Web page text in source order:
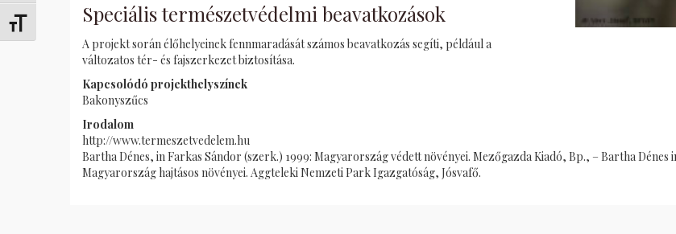
Schrift vergrößernSpeciális természetvédelmi beavatkozások
A projekt során élőhelyeinek fennmaradását számos beavatkozás segíti, például a
változatos tér- és fajszerkezet biztosítása.
Kapcsolódó projekthelyszínek
Bakonyszűcs
Irodalom
http://www.termeszetvedelem.hu
Bartha Dénes, in Farkas Sándor (szerk.) 1999: Magyarország védett növényei. Mezőgazda Kiadó, Bp., – Bartha
Magyarország hajtásos növényei. Aggteleki Nemzeti Park Igazgatóság, Jósvafő.